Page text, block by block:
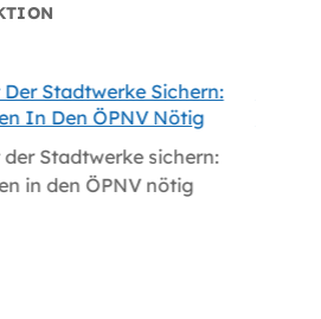
Stadtwerke Sichern:
In Den ÖPNV Nötig
Stadtwerke sichern:
in den ÖPNV nötig